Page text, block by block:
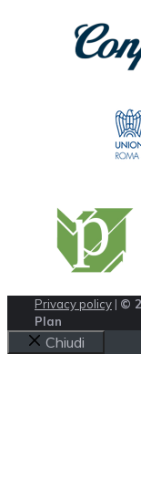
Privacy policy | ©
Plan
Chiudi